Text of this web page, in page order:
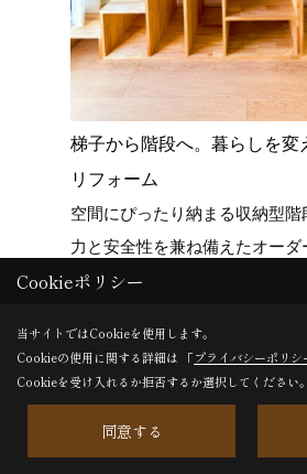
梯子から階段へ。暮らしを変
リフォーム
空間にぴったり納まる収納型階
力と安全性を兼ね備えたオーダ
一覧へ戻る
Cookieポリシー
当サイトではCookieを使用します。
Cookieの使用に関する詳細は 「プライバシーポリシ
Cookieを受け入れるか拒否するか選択してください。
同意する